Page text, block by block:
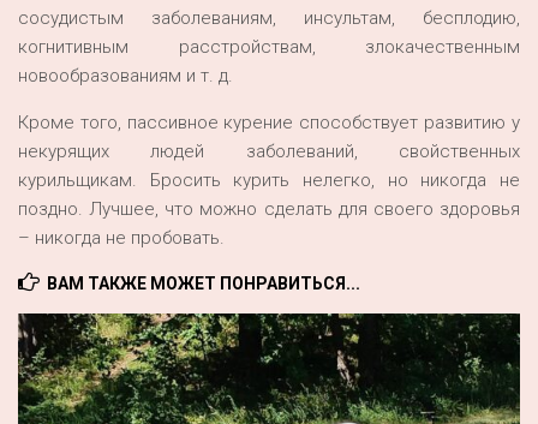
сосудистым заболеваниям, инсультам, бесплодию,
когнитивным расстройствам, злокачественным
новообразованиям и т. д.
Кроме того, пассивное курение способствует развитию у
некурящих людей заболеваний, свойственных
курильщикам. Бросить курить нелегко, но никогда не
поздно. Лучшее, что можно сделать для своего здоровья
– никогда не пробовать.
ВАМ ТАКЖЕ МОЖЕТ ПОНРАВИТЬСЯ...